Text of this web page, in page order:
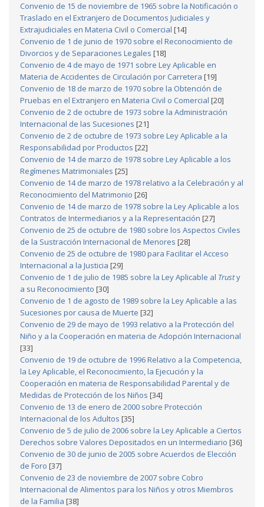
Convenio de 15 de noviembre de 1965 sobre la Notificación o
Traslado en el Extranjero de Documentos Judiciales y
Extrajudiciales en Materia Civil o Comercial [14]
Convenio de 1 de junio de 1970 sobre el Reconocimiento de
Divorcios y de Separaciones Legales [18]
Convenio de 4 de mayo de 1971 sobre Ley Aplicable en
Materia de Accidentes de Circulación por Carretera [19]
Convenio de 18 de marzo de 1970 sobre la Obtención de
Pruebas en el Extranjero en Materia Civil o Comercial [20]
Convenio de 2 de octubre de 1973 sobre la Administración
Internacional de las Sucesiones [21]
Convenio de 2 de octubre de 1973 sobre Ley Aplicable a la
Responsabilidad por Productos [22]
Convenio de 14 de marzo de 1978 sobre Ley Aplicable a los
Regímenes Matrimoniales [25]
Convenio de 14 de marzo de 1978 relativo a la Celebración y al
Reconocimiento del Matrimonio [26]
Convenio de 14 de marzo de 1978 sobre la Ley Aplicable a los
Contratos de Intermediarios y a la Representación [27]
Convenio de 25 de octubre de 1980 sobre los Aspectos Civiles
de la Sustracción Internacional de Menores [28]
Convenio de 25 de octubre de 1980 para Facilitar el Acceso
Internacional a la Justicia [29]
Convenio de 1 de julio de 1985 sobre la Ley Aplicable al Trusty
a su Reconocimiento [30]
Convenio de 1 de agosto de 1989 sobre la Ley Aplicable a las
Sucesiones por causa de Muerte [32]
Convenio de 29 de mayo de 1993 relativo a la Protección del
Niño y a la Cooperación en materia de Adopción Internacional
[33]
Convenio de 19 de octubre de 1996 Relativo a la Competencia,
la Ley Aplicable, el Reconocimiento, la Ejecución y la
Cooperación en materia de Responsabilidad Parental y de
Medidas de Protección de los Niños [34]
Convenio de 13 de enero de 2000 sobre Protección
Internacional de los Adultos [35]
Convenio de 5 de julio de 2006 sobre la Ley Aplicable a Ciertos
Derechos sobre Valores Depositados en un Intermediario [36]
Convenio de 30 de junio de 2005 sobre Acuerdos de Elección
de Foro [37]
Convenio de 23 de noviembre de 2007 sobre Cobro
Internacional de Alimentos para los Niños y otros Miembros
de la Familia [38]